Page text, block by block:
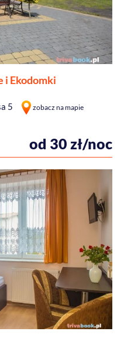
i Ekodomki
5 zobacz na mapie
od 30 zł/noc